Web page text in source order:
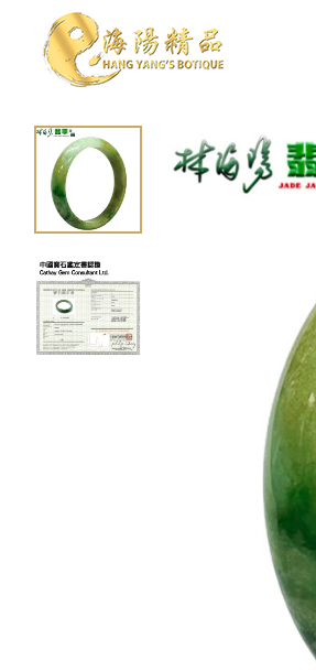
開運配飾 翡翠